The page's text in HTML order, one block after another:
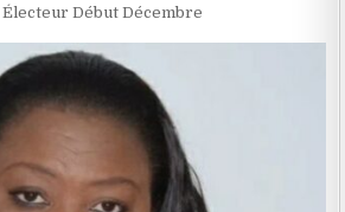
Début Décembre